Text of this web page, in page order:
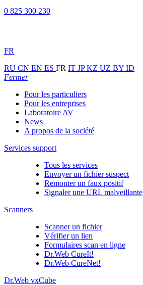
0 825 300 230
FR
RU CN EN ES FR IT JPKZ UZ BY ID
Fermer
Pour les particuliers
Pour les entreprises
Laboratoire AV
News
A propos de la société
Services support
Tous les services
Envoyer un fichier suspect
Remonter un faux positif
Signaler une URL malveillante
Scanners
Scanner un fichier
Vérifier un lien
Formulaires scan en ligne
Dr.Web CureIt!
Dr.Web CureNet!
Dr.Web vxCube